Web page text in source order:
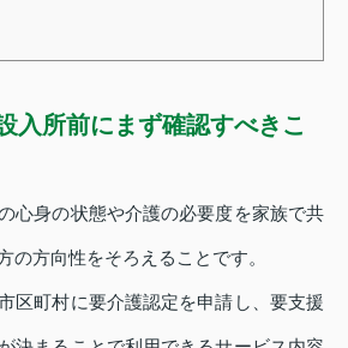
入所前にまず確認すべきこ
心身の状態や介護の必要度を家族で共
の方向性をそろえることです。
区町村に要介護認定を申請し、要支援